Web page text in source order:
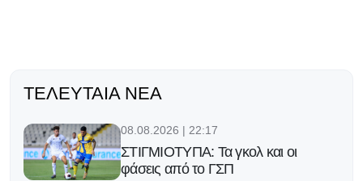
ΤΕΛΕΥΤΑΊΑ ΝΈΑ
08.08.2026 | 22:17
ΣΤΙΓΜΙΟΤΥΠΑ: Τα γκολ και οι
φάσεις από το ΓΣΠ